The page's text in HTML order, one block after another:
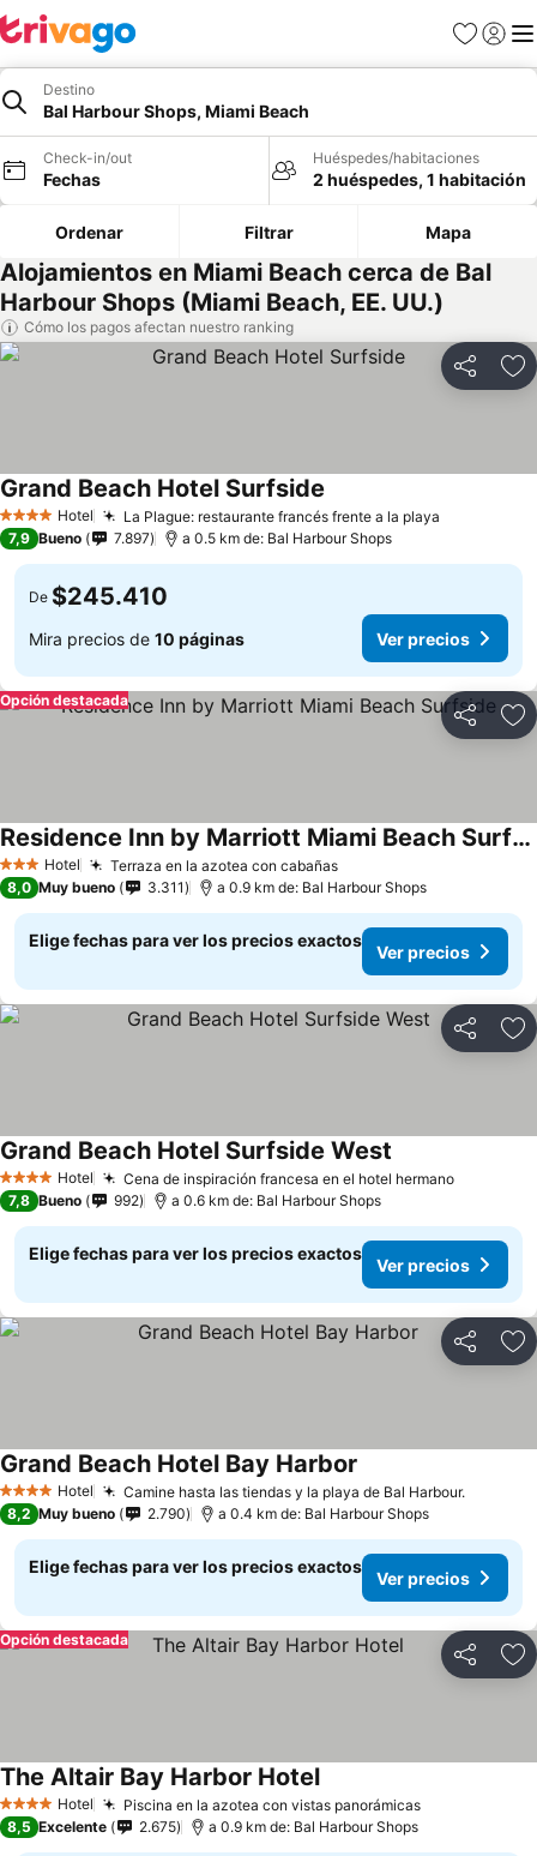
Favoritos
Iniciar
Destino
Bal Harbour Shops, Miami Beach
Check-in/out
Fechas
Huéspedes/habitaciones
2 huéspedes, 1 habitación
Ordenar Filtrar Mapa
Alojamientos en Miami Beach cerca de Bal
Harbour Shops (Miami Beach, EE. UU.)
Cómo los pagos afectan nuestro ranking
Compartir
4 EstrellasHotel La Plague: restaurante francés frente a la playa
Grand Beach Hotel Surfside
7,9 Bueno 7.897 a 0.5 km de: Bal Harbour Shops
De $245.410
Mira precios de 10 páginas Ver precios
Compartir
Opción destacada
3 Estrellas
Hotel Terraza en la azotea con cabañas
Residence Inn by Marriott Miami Beach Surfside
8,0 Muy bueno 3.311 a 0.9 km de: Bal Harbour Shops
Elige fechas para ver los precios exactos
Ver precios
Compartir
4 EstrellasHotel Cena de inspiración francesa en el hotel hermano
Grand Beach Hotel Surfside West
7,8 Bueno 992 a 0.6 km de: Bal Harbour Shops
Elige fechas para ver los precios exactos
Ver precios
Compartir
4 EstrellasHotel Camine hasta las tiendas y la playa de Bal Harbour.
Grand Beach Hotel Bay Harbor
8,2 Muy bueno 2.790 a 0.4 km de: Bal Harbour Shops
Elige fechas para ver los precios exactos
Ver precios
Compartir
Opción destacada
4 EstrellasHotel Piscina en la azotea con vistas panorámicas
The Altair Bay Harbor Hotel
8,5 Excelente 2.675 a 0.9 km de: Bal Harbour Shops